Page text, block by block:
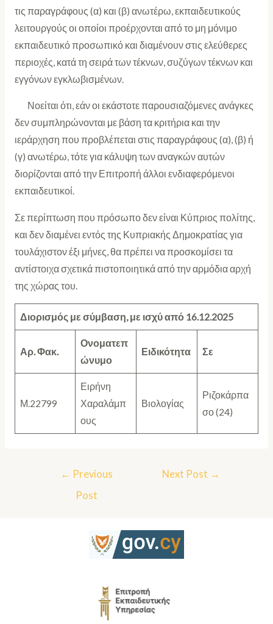
τις παραγράφους (α) και (β) ανωτέρω, εκπαιδευτικούς
λειτουργούς οι οποίοι προέρχονται από το μη μόνιμο
εκπαιδευτικό προσωπικό και διαμένουν στις ελεύθερες
περιοχές, κατά τη σειρά των τέκνων, συζύγων τέκνων και
εγγόνων εγκλωβισμένων.
Νοείται ότι, εάν οι εκάστοτε παρουσιαζόμενες ανάγκες
δεν συμπληρώνονται με βάση τα κριτήρια και την
ιεράρχηση που προβλέπεται στις παραγράφους (α), (β) ή
(γ) ανωτέρω, τότε για κάλυψη των αναγκών αυτών
διορίζονται από την Επιτροπή άλλοι ενδιαφερόμενοι
εκπαιδευτικοί.
Σε περίπτωση που πρόσωπο δεν είναι Κύπριος πολίτης,
και δεν διαμένει εντός της Κυπριακής Δημοκρατίας για
τουλάχιστον έξι μήνες, θα πρέπει να προσκομίσει τα
αντίστοιχα σχετικά πιστοποιητικά από την αρμόδια αρχή
της χώρας του.
Διορισμός με σύμβαση, με ισχύ από 16.12.2025
Αρ. Φακ.
Ονοματεπ
ώνυμο
Ειδικότητα Σε
Μ.22799
Ειρήνη
Χαραλάμπ
ους
Βιολογίας
Ριζοκάρπα
σο (24)
← Previous
Post
Next Post →